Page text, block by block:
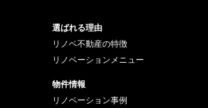
選ばれる理由
リノベ不動産の特徴
リノベーションメニュー
物件情報
リノベーション事例